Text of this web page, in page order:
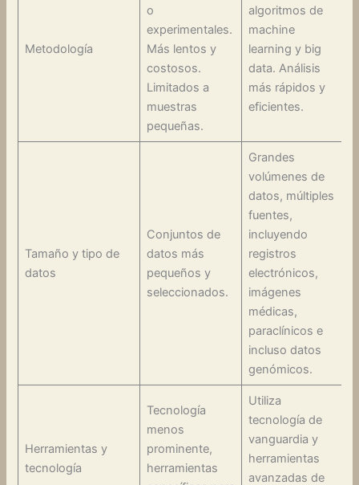
Metodología
o
experimentales.
Más lentos y
costosos.
Limitados a
muestras
pequeñas.
algoritmos de
machine
learning y big
data. Análisis
más rápidos y
eficientes.
Tamaño y tipo de
datos
Conjuntos de
datos más
pequeños y
seleccionados.
Grandes
volúmenes de
datos, múltiples
fuentes,
incluyendo
registros
electrónicos,
imágenes
médicas,
paraclínicos e
incluso datos
genómicos.
Herramientas y
tecnología
Tecnología
menos
prominente,
herramientas
Utiliza
tecnología de
vanguardia y
herramientas
avanzadas de